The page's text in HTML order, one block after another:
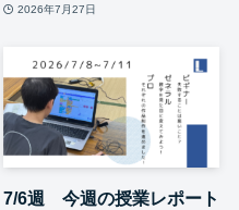
2026年7月27日
7/6週 今週の授業レポート